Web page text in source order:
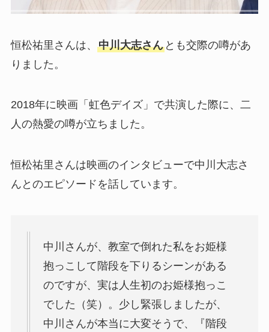
恒松祐里さんは、 中川大志さんとも交際の噂があ
りました。
2018年に映画「虹色デイズ」で共演した際に、二
人の熱愛の噂が立ちました。
恒松祐里さんは映画のインタビューで中川大志さ
んとのエピソードを話しています。
中川さんが、教室で倒れた私をお姫様
抱っこして階段を下りるシーンがある
のですが、実は人生初のお姫様抱っこ
でした（笑）。少し緊張しましたが、
中川さんが本当に大変そうで、『階段